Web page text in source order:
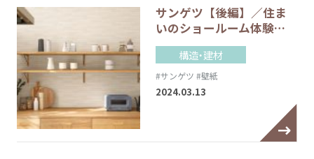
サンゲツ【後編】／住ま
いのショールーム体験…
構造・建材
#サンゲツ #壁紙
2024.03.13